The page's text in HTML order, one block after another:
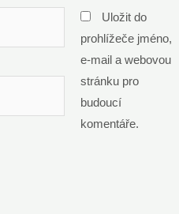
Uložit do
prohlížeče jméno,
e-mail a webovou
stránku pro
budoucí
komentáře.